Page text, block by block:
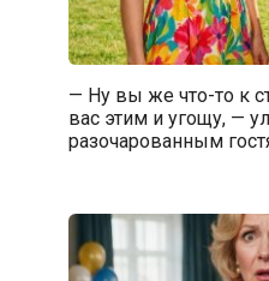
— Ну вы же что-то к
вас этим и угощу, —
разочарованным